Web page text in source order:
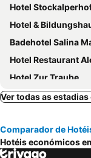
Hotel
Hotel & Bildungshaus
Badehotel Salina Maris -
Hotel Restaurant
Hotel Zur Traube
Hotel Europe Brig
Lifestyle & Spa Hotel
Hotel La Collina
Ver todas as
Comparador de
Hotéis económicos